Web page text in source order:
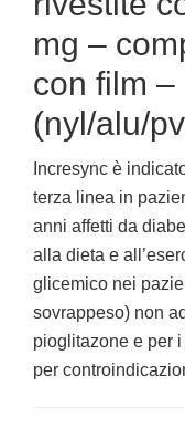
mg –
con film
(nyl/alu/
Incresync è
terza linea in
anni affetti da
alla dieta e
glicemico nei
sovrappeso) non
pioglitazone e per
per